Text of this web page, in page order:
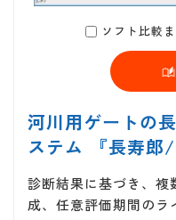
ソフト比較
河川用ゲートの
ステム 『長寿郎/
診断結果に基づき、複
成、任意評価期間の